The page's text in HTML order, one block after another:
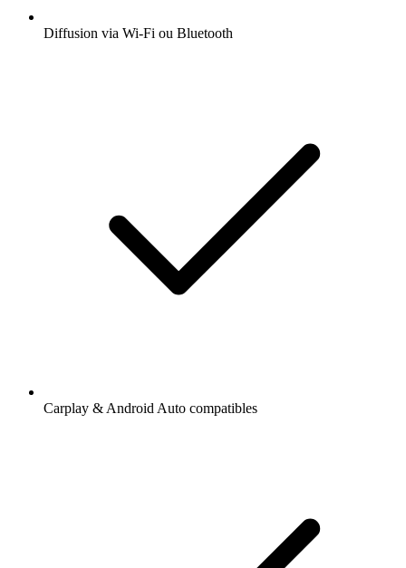
Diffusion via Wi-Fi ou Bluetooth
Carplay & Android Auto compatibles